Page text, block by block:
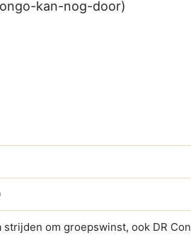
kan-nog-door)
om groepswinst, ook DR